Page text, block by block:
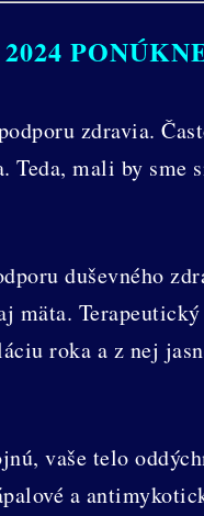
zdravia.
Teda, mali by
duševného
mäta.
roka a z nej
vaše telo
a